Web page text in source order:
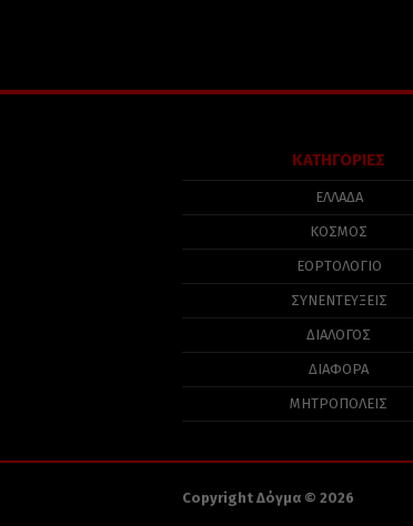
ΚΑΤΗΓΟΡΙΕΣ
ΕΛΛΑΔΑ
ΚΟΣΜΟΣ
ΕΟΡΤΟΛΟΓΙΟ
ΣΥΝΕΝΤΕΥΞΕΙΣ
ΔΙΑΛΟΓΟΣ
ΔΙΑΦΟΡΑ
ΜΗΤΡΟΠΟΛΕΙΣ
Copyright Δόγμα © 2026